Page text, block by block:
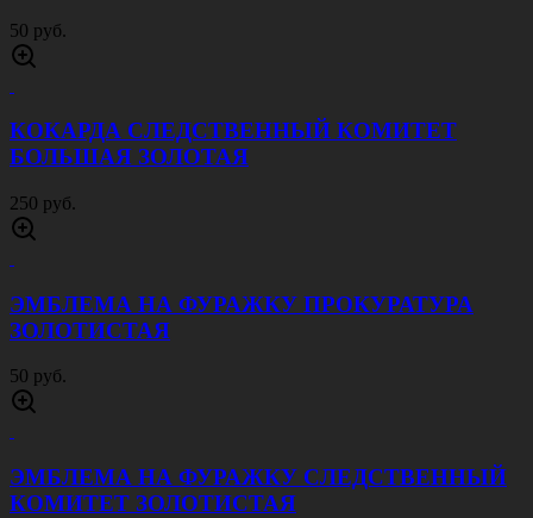
50 руб.
КОКАРДА СЛЕДСТВЕННЫЙ КОМИТЕТ
БОЛЬШАЯ ЗОЛОТАЯ
250 руб.
ЭМБЛЕМА НА ФУРАЖКУ ПРОКУРАТУРА
ЗОЛОТИСТАЯ
50 руб.
ЭМБЛЕМА НА ФУРАЖКУ СЛЕДСТВЕННЫЙ
КОМИТЕТ ЗОЛОТИСТАЯ